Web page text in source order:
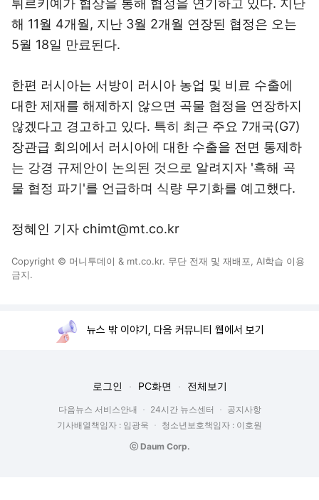
튀르키예가 협상을 통해 협정을 연기하고 있다. 지난
해 11월 4개월, 지난 3월 2개월 연장된 협정은 오는
5월 18일 만료된다.
한편 러시아는 서방이 러시아 농업 및 비료 수출에
대한 제재를 해제하지 않으면 곡물 협정을 연장하지
않겠다고 경고하고 있다. 특히 최근 주요 7개국(G7)
장관급 회의에서 러시아에 대한 수출을 전면 통제하
는 강경 규제안이 논의된 것으로 알려지자 '흑해 곡
물 협정 파기'를 언급하며 식량 무기화를 예고했다.
정혜인 기자 chimt@mt.co.kr
Copyright © 머니투데이 & mt.co.kr. 무단 전재 및 재배포, AI학습 이용
금지.
뉴스 밖 이야기, 다음 커뮤니티 웹에서 보기
로그인 PC화면 전체보기
다음뉴스 서비스안내 24시간 뉴스센터
공지사항
기사배열책임자 : 임광욱
청소년보호책임자 : 이호원
ⓒ Daum Corp.